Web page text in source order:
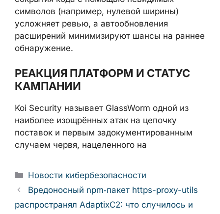
символов (например, нулевой ширины)
усложняет ревью, а автообновления
расширений минимизируют шансы на раннее
обнаружение.
РЕАКЦИЯ ПЛАТФОРМ И СТАТУС
КАМПАНИИ
Koi Security называет GlassWorm одной из
наиболее изощрённых атак на цепочку
поставок и первым задокументированным
случаем червя, нацеленного на
Рубрики
Новости кибербезопасности
Вредоносный npm‑пакет https-proxy-utils
распространял AdaptixC2: что случилось и